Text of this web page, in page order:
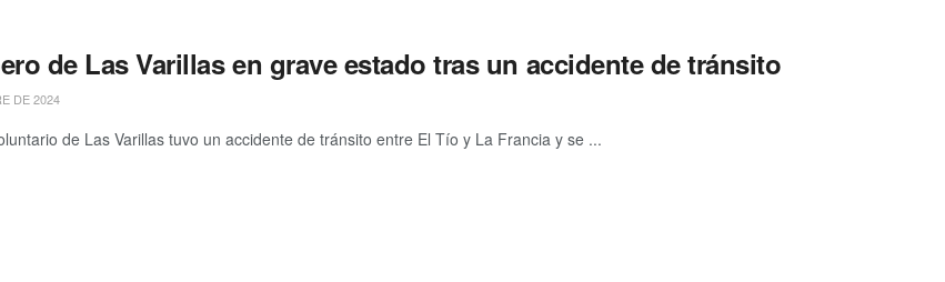
de Las Varillas en grave estado tras un accidente de tránsito
DE 2024
de Las Varillas tuvo un accidente de tránsito entre El Tío y La Francia y se ...